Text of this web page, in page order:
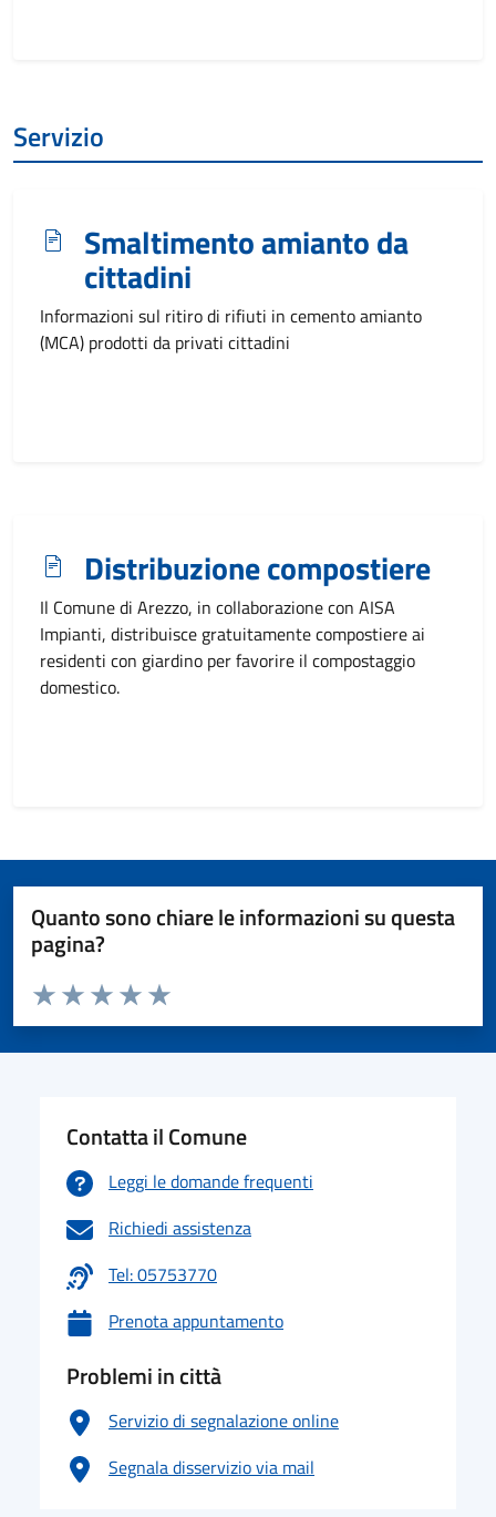
Servizio
Smaltimento amianto da
cittadini
Informazioni sul ritiro di rifiuti in cemento amianto
(MCA) prodotti da privati cittadini
Distribuzione compostiere
Il Comune di Arezzo, in collaborazione con AISA
Impianti, distribuisce gratuitamente compostiere ai
residenti con giardino per favorire il compostaggio
domestico.
Quanto sono chiare le informazioni su questa
pagina?
Valuta da 1 a 5 stelle la pagina
Valuta 5 stelle su 5
Valuta 4 stelle su 5
Valuta 3 stelle su 5
Valuta 2 stelle su 5
Valuta 1 stelle su 5
Contatta il Comune
Leggi le domande frequenti
Richiedi assistenza
Tel: 05753770
Prenota appuntamento
Problemi in città
Servizio di segnalazione online
Segnala disservizio via mail